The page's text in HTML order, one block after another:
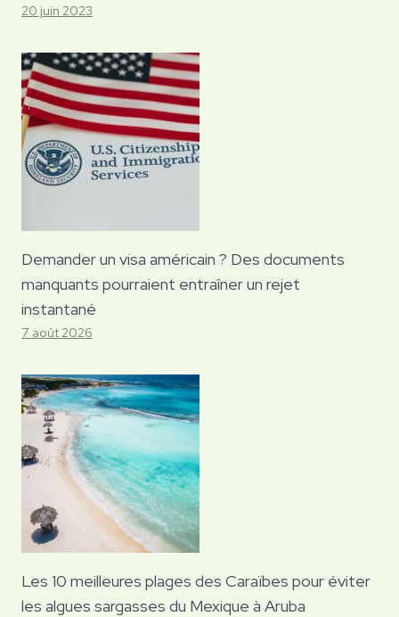
20 juin 2023
Demander un visa américain ? Des documents
manquants pourraient entraîner un rejet
instantané
7 août 2026
Les 10 meilleures plages des Caraïbes pour éviter
les algues sargasses du Mexique à Aruba